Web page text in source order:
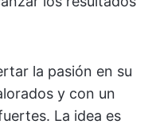
la pasión en su
y con un
La idea es